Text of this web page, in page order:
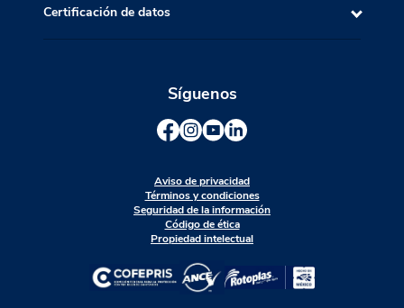
Certificación de datos
Síguenos
Aviso de privacidad
Términos y condiciones
Seguridad de la información
Código de ética
Propiedad intelectual